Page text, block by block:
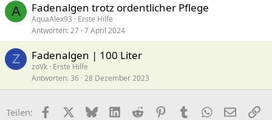
A Fadenalgen trotz ordentlicher Pflege
AquaAlex93
Erste Hilfe
Antworten 27 7 April 2024
Z Fadenalgen | 100 Liter
zoVk Erste Hilfe
Antworten 36 28 Dezember 2023
Teilen: FacebookX (Twitter)
BlueskyLinkedIn
Reddit PinterestTumblr WhatsApp
E-Mail